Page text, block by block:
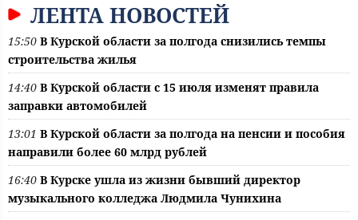
ЛЕНТА НОВОСТЕЙ
15:50 В Курской области за полгода снизились темпы
строительства жилья
14:40 В Курской области с 15 июля изменят правила
заправки автомобилей
13:01 В Курской области за полгода на пенсии и пособия
направили более 60 млрд рублей
16:40 В Курске ушла из жизни бывший директор
музыкального колледжа Людмила Чунихина